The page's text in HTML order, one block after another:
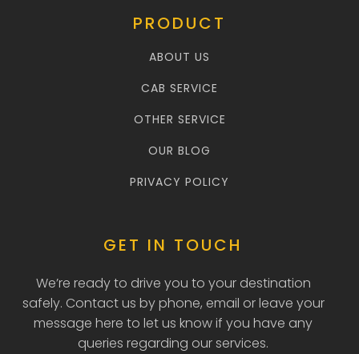
PRODUCT
ABOUT US
CAB SERVICE
OTHER SERVICE
OUR BLOG
PRIVACY POLICY
GET IN TOUCH
We’re ready to drive you to your destination
safely. Contact us by phone, email or leave your
message here to let us know if you have any
queries regarding our services.